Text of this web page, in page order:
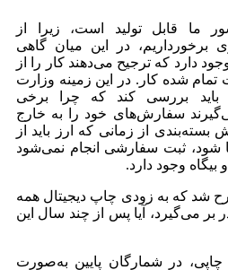
ما قابل تولید است، زیرا از
در این میان گاهی
دارد که ترجیح می‌دهند کار را از
تمام شده کار. در این زمینه وزارت
باید بررسی کند که چرا برخی
سفارش‌های خود را به خارج
بسته‌بندی از زمانی که ارز باید از
شود،‌ ثبت سفارشی انجام نمی‌شود
وجود دارد.
شد که به زودی چاپ دیجیتال همه
می‌گیرد، آیا پس از چند سال این
در شمارگان پایین به‌صورت